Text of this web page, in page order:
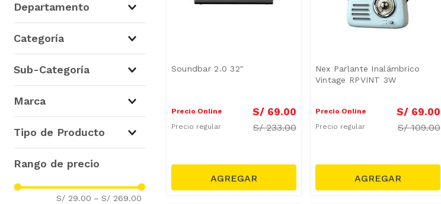
Departamento
Categoría
Televisores
Sub-Categoría
(1)
Marca
Tipo de Producto
Parlantes Portátiles
Parlantes Bluetooth (1)
S/ 29.00 – S/ 269.00
Soundbar 2.0 32"
Precio Online S/ 69.00
Precio regular S/233.00
Nex Parlante Inalámbrico
Vintage RPVINT 3W
Precio Online S/ 69.00
Precio regular S/109.00